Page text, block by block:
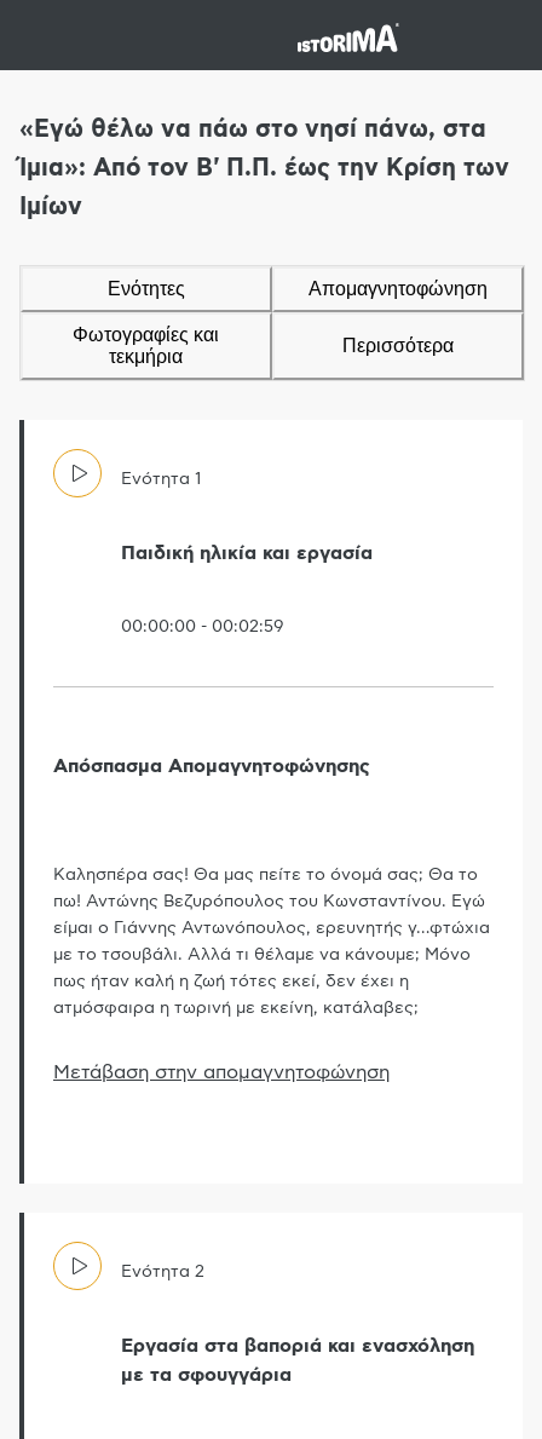
«Εγώ θέλω να πάω στο νησί πάνω, στα
Ίμια»: Από τον Β' Π.Π. έως την Κρίση των
Ιμίων
Ενότητες Απομαγνητοφώνηση
Φωτογραφίες και
τεκμήρια
Περισσότερα
Ενότητα 1
Παιδική ηλικία και εργασία
00:00:00 - 00:02:59
Απόσπασμα Απομαγνητοφώνησης
Καλησπέρα σας! Θα μας πείτε το όνομά σας; Θα το
πω! Αντώνης Βεζυρόπουλος του Κωνσταντίνου. Εγώ
είμαι ο Γιάννης Αντωνόπουλος, ερευνητής γ…φτώχια
με το τσουβάλι. Αλλά τι θέλαμε να κάνουμε; Μόνο
πως ήταν καλή η ζωή τότες εκεί, δεν έχει η
ατμόσφαιρα η τωρινή με εκείνη, κατάλαβες;
Μετάβαση στην απομαγνητοφώνηση
Ενότητα 2
Εργασία στα βαποριά και ενασχόληση
με τα σφουγγάρια